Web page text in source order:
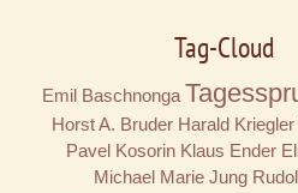
Tag-Cloud
Emil Baschnonga
Horst A. Bruder Harald Kriegler
Pavel Kosorin Klaus Ender
Michael Marie Jung